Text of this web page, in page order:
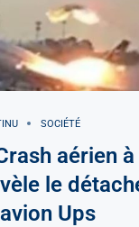
SOCIÉTÉ
aérien
le
Ups